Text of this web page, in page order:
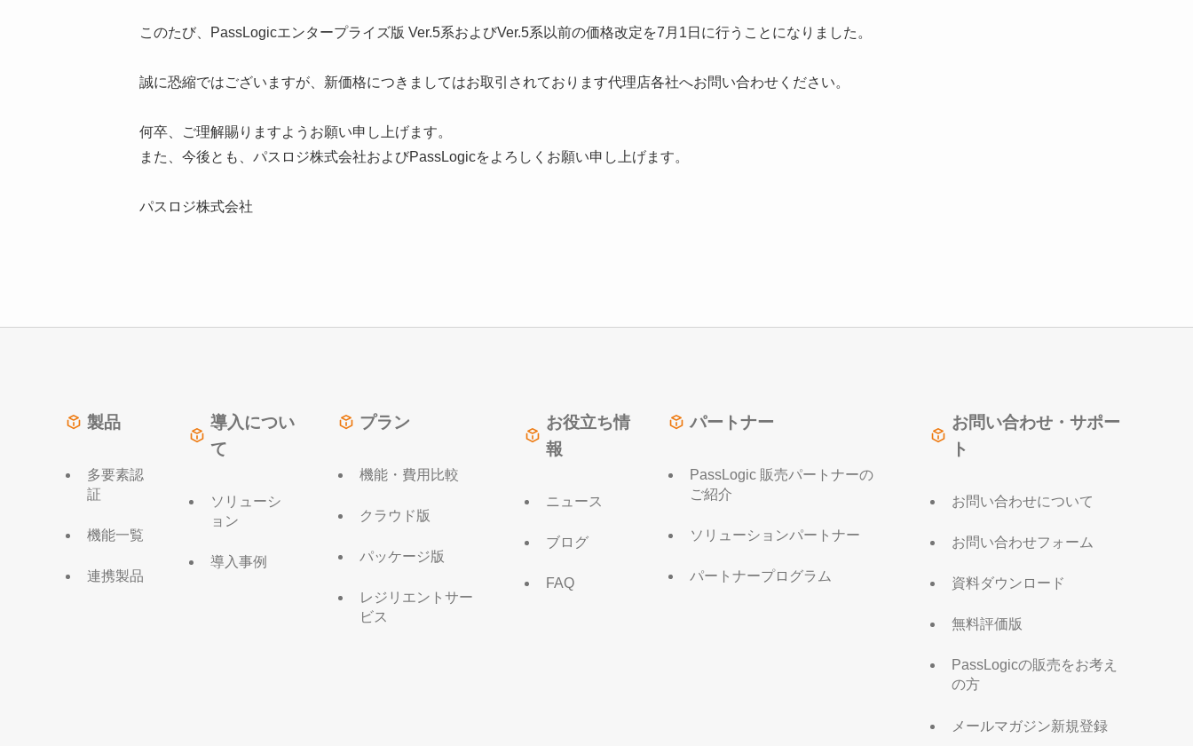
このたび、PassLogicエンタープライズ版 Ver.5系およびVer.5系以前の価格改定を7月1日に行うことになりました。
誠に恐縮ではございますが、新価格につきましてはお取引されております代理店各社へお問い合わせください。
何卒、ご理解賜りますようお願い申し上げます。
また、今後とも、パスロジ株式会社およびPassLogicをよろしくお願い申し上げます。
パスロジ株式会社
製品
多要素認
証
機能一覧
連携製品
導入につい
て
ソリューシ
ョン
導入事例
プラン
機能・費用比較
クラウド版
パッケージ版
レジリエントサー
ビス
お役立ち情
報
ニュース
ブログ
FAQ
パートナー
PassLogic 販売パートナーの
ご紹介
ソリューションパートナー
パートナープログラム
お問い合わせ・サポー
ト
お問い合わせについて
お問い合わせフォーム
資料ダウンロード
無料評価版
PassLogicの販売をお考え
の方
メールマガジン新規登録